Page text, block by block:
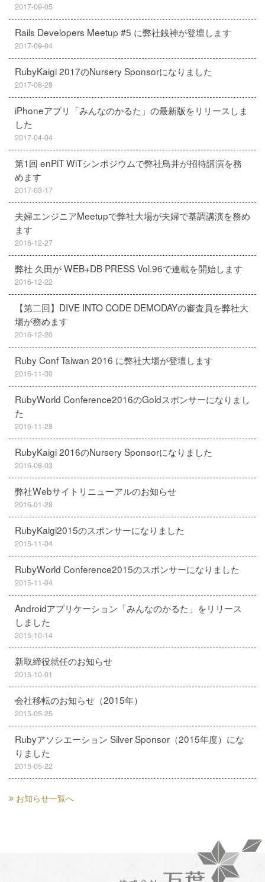
2017-09-05
Rails Developers Meetup #5 に弊社銭神が登壇します
2017-09-04
RubyKaigi 2017のNursery Sponsorになりました
2017-08-28
iPhoneアプリ「みんなのかるた」の最新版をリリースしま
した
2017-04-04
第1回 enPiT WiTシンポジウムで弊社鳥井が招待講演を務
めます
2017-03-17
夫婦エンジニアMeetupで弊社大場が夫婦で基調講演を務め
ます
2016-12-27
弊社 久田が WEB+DB PRESS Vol.96で連載を開始します
2016-12-22
【第二回】DIVE INTO CODE DEMODAYの審査員を弊社大
場が務めます
2016-12-20
Ruby Conf Taiwan 2016 に弊社大場が登壇します
2016-11-30
RubyWorld Conference2016のGoldスポンサーになりまし
た
2016-11-28
RubyKaigi 2016のNursery Sponsorになりました
2016-08-03
弊社Webサイトリニューアルのお知らせ
2016-01-28
RubyKaigi2015のスポンサーになりました
2015-11-04
RubyWorld Conference2015のスポンサーになりました
2015-11-04
Androidアプリケーション「みんなのかるた」をリリース
しました
2015-10-14
新取締役就任のお知らせ
2015-10-01
会社移転のお知らせ（2015年）
2015-05-25
Rubyアソシエーション Silver Sponsor（2015年度）にな
りました
2015-05-22
お知らせ一覧へ